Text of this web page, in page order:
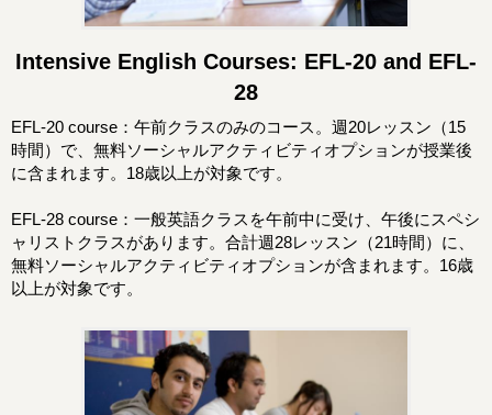
Intensive English Courses: EFL-20 and EFL-
28
EFL-20 course：午前クラスのみのコース。週20レッスン（15
時間）で、無料ソーシャルアクティビティオプションが授業後
に含まれます。18歳以上が対象です。
EFL-28 course：一般英語クラスを午前中に受け、午後にスペシ
ャリストクラスがあります。合計週28レッスン（21時間）に、
無料ソーシャルアクティビティオプションが含まれます。16歳
以上が対象です。